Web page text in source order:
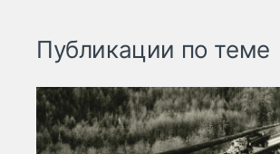
Публикации по теме